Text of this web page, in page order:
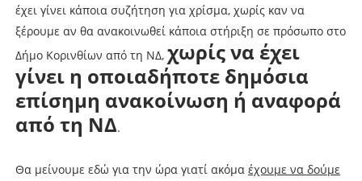
έχει γίνει κάποια συζήτηση για χρίσμα, χωρίς καν να
ξέρουμε αν θα ανακοινωθεί κάποια στήριξη σε πρόσωπο στο
Δήμο Κορινθίων από τη ΝΔ, χωρίς να έχει
γίνει η οποιαδήποτε δημόσια
επίσημη ανακοίνωση ή αναφορά
από τη ΝΔ.
Θα μείνουμε εδώ για την ώρα γιατί ακόμα έχουμε να δούμε